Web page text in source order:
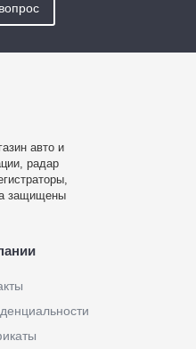
авто и
радар
защищены